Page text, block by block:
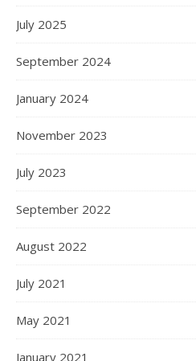
July 2025
September 2024
January 2024
November 2023
July 2023
September 2022
August 2022
July 2021
May 2021
January 2021